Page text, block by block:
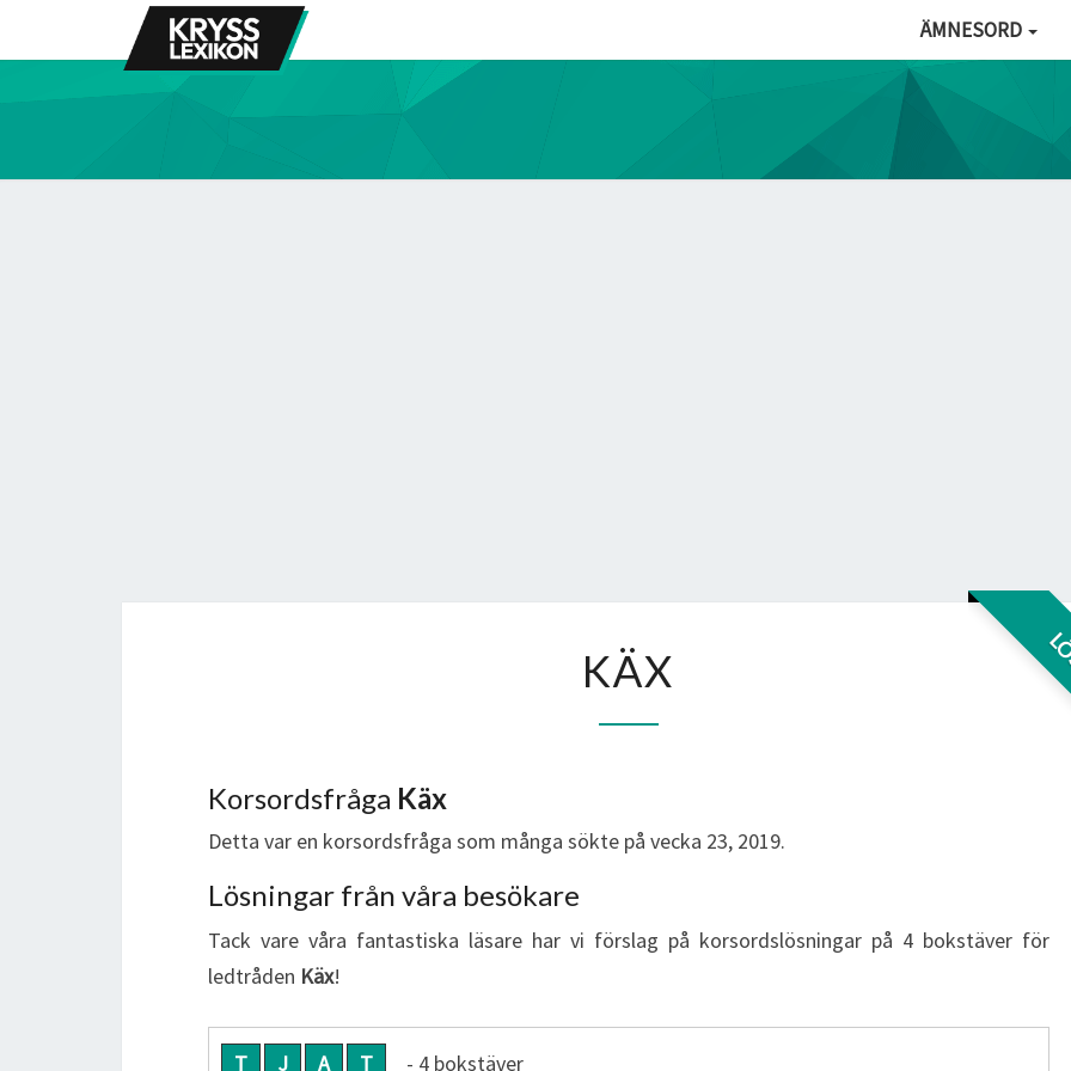
ÄMNESORD
KÄX
Korsordsfråga Käx
Detta var en korsordsfråga som många sökte på vecka 23, 2019.
Lösningar från våra besökare
Tack vare våra fantastiska läsare har vi förslag på korsordslösningar på 4 bokstäver för
ledtråden Käx!
T J A T - 4 bokstäver